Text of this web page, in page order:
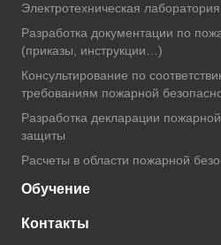
Электротехническая лаборатория
Разработка документации по
(приказы, инструкции…)
Консультирование по
требованиям пожарной
Разработка декларации
защиты
Расчеты в области пожарной
Обучение
Контакты